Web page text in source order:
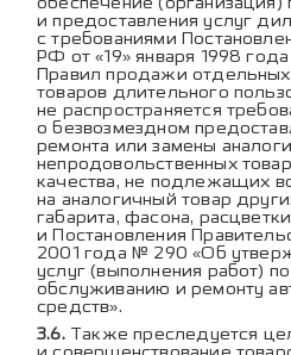
и предоставления услуг
с требованиями
РФ от «19» января 1998
Правил продажи
товаров длительного
не распространяется
о безвозмездном
ремонта или замены
непродовольственных
качества, не подлежащих
на аналогичный товар
габарита, фасона,
и Постановления
2001 года № 290 «Об
услуг (выполнения работ)
обслуживанию и ремонту
средств».
Также преследуется